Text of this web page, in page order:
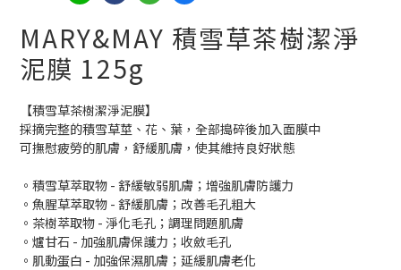
MARY&MAY 積雪草茶樹潔淨
泥膜 125g
【積雪草茶樹潔淨泥膜】
採摘完整的積雪草莖、花、葉，全部搗碎後加入面膜中
可撫慰疲勞的肌膚，舒緩肌膚，使其維持良好狀態
。積雪草萃取物 - 舒緩敏弱肌膚；增強肌膚防護力
。魚腥草萃取物 - 舒緩肌膚；改善毛孔粗大
。茶樹萃取物 - 淨化毛孔；調理問題肌膚
。爐甘石 - 加強肌膚保護力；收斂毛孔
。肌動蛋白 - 加強保濕肌膚；延緩肌膚老化